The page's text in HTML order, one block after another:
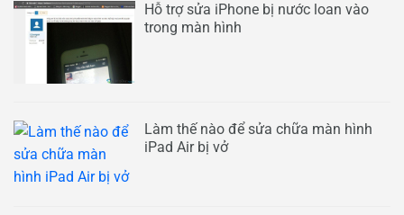
Hỗ trợ sửa iPhone bị nước loan vào
trong màn hình
Làm thế nào để sửa chữa màn hình
iPad Air bị vở